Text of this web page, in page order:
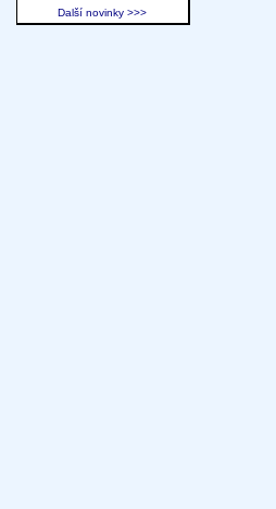
Další novinky >>>